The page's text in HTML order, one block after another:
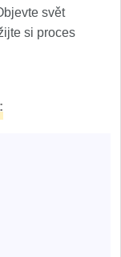
svět
si proces